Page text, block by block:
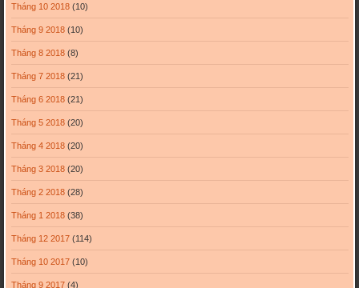
Tháng 10 2018(10)
Tháng 9 2018(10)
Tháng 8 2018(8)
Tháng 7 2018(21)
Tháng 6 2018(21)
Tháng 5 2018(20)
Tháng 4 2018(20)
Tháng 3 2018(20)
Tháng 2 2018(28)
Tháng 1 2018(38)
Tháng 12 2017(114)
Tháng 10 2017(10)
Tháng 9 2017(4)